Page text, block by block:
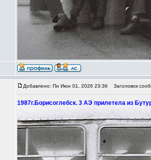
Добавлено: Пн Июн 01, 2026 23:36 Заголовок
1987г.Борисоглебск. 3 АЭ прилетела из